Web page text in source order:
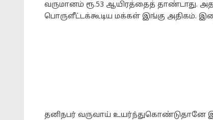
வருமானம் ரூ.53 ஆயிரத்தைத் தாண்டாது.
பொருளீட்டக்கூடிய மக்கள் இங்கு அதிகம். இதை
தனிநபர் வருவாய் உயர்ந்துகொண்டுதானே